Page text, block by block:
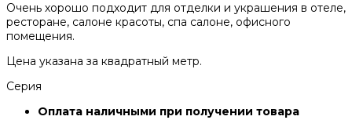
Очень хорошо подходит для отделки и украшения в отеле,
ресторане, салоне красоты, спа салоне, офисного
помещения.
Цена указана за квадратный метр.
Серия
Оплата наличными при получении товара